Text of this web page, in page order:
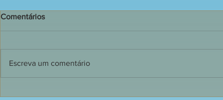
Comentários
Escreva um comentário